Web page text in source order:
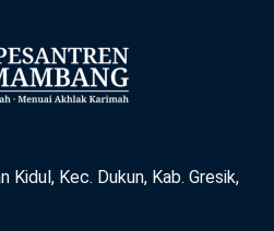
Kidul, Kec. Dukun, Kab. Gresik,